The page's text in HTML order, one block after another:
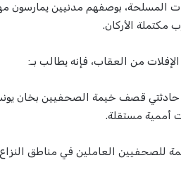
المسلحة، بوصفهم مدنيين
مكتملة الأركان.
من العقاب، فإنه يطالب بـ:
قصف خيمة الصحفيين بخان
أممية مستقلة.
للصحفيين العاملين في مناطق